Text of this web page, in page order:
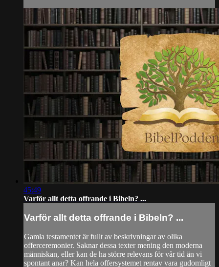
45:49
Varför allt detta offrande i Bibeln? ...
Varför allt detta offrande i Bibeln? ...
Gamla testamentet är fullt av beskrivningar av olika
offerceremonier. Saknar dessa texter mening den moderna
människan, eller kan de ha större relevans för vår tid än vi
spontant anar? Kan hela offersystemet rentav vara gudomligt